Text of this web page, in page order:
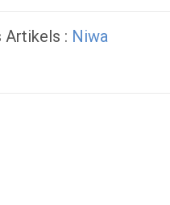
Artikels : Niwa